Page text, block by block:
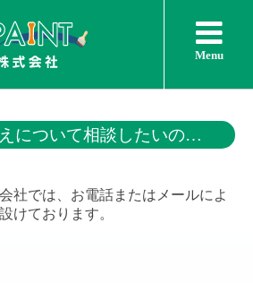
Menu
ついて相談したいのですが
社では、お電話またはメールによ
けております。